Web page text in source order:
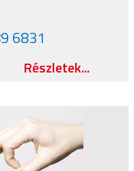
6831
Részletek...